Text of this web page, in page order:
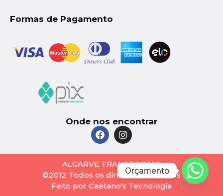
Formas de Pagamento
Onde nos encontrar
ALGARVE TRANSPORTES
©2012 Todos os direitos reservados
Feito por Caetano's Tecnologia
Orçamento